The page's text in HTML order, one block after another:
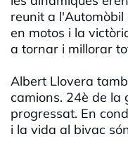
reunit a l'Automòbil
en motos i la
a tornar i millorar
Albert Llovera
camions. 24è de la
progressat. En
i la vida al bivac